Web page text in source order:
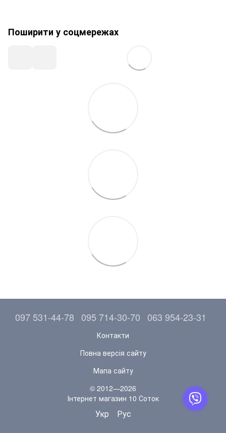
Поширити у соцмережах
097 531-44-78 095 714-30-70 063 954-23-31
Контакти
Повна версія сайту
Мапа сайту
© 2012—2026
Інтернет магазин 10 Соток
Укр Рус